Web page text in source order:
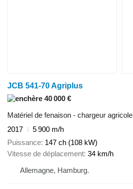
JCB 541-70 Agriplus
40 000 €
Matériel de fenaison - chargeur agricole
2017
5 900 m/h
Puissance 147 ch (108 kW)
Vitesse de déplacement 34 km/h
Allemagne, Hamburg.